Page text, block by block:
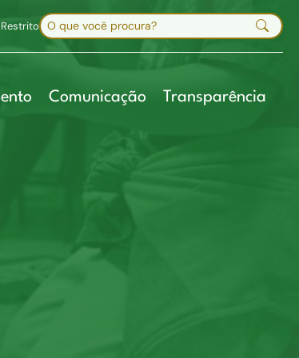
Mapa do site
RestritoBuscar no site
Digite sua busca e pressione Enter
Comunicação Transparência